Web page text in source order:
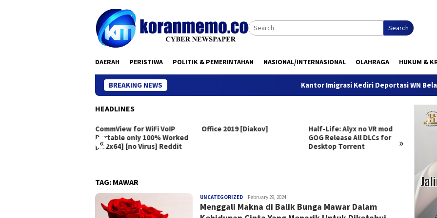
Search
DAERAH PERISTIWA POLITIK & PEMERINTAHAN NASIONAL/INTERNASIONAL OLAHRAGA HUKUM &
BREAKING NEWS Kantor Imigrasi Kediri Deportasi WN Belanda,
HEADLINES
« »
CommView for WiFi VoIP
Portable only 100% Worked
[x32x64] [no Virus] Reddit
Office 2019 [Diakov]
Half-Life: Alyx no VR mod
GOG Release All DLCs for
Desktop Torrent
Clair
TAG: MAWAR
UNCATEGORIZEDanggada
February 29, 2024
Menggali Makna di Balik Bunga Mawar Dalam